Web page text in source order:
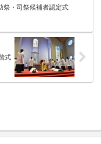
・司祭候補者認定式
式